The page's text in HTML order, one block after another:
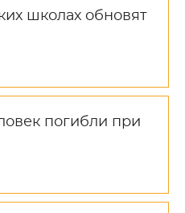
школах обновят
погибли при